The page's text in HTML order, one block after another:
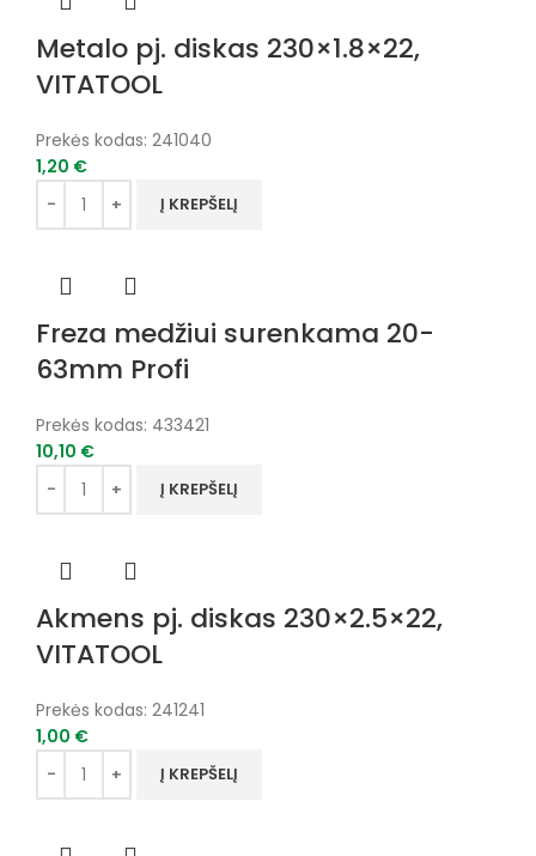
Metalo pj. diskas 230×1.8×22,
VITATOOL
Prekės kodas: 241040
1,20 €
Į KREPŠELĮ
Freza medžiui surenkama 20-
63mm Profi
Prekės kodas: 433421
10,10 €
Į KREPŠELĮ
Akmens pj. diskas 230×2.5×22,
VITATOOL
Prekės kodas: 241241
1,00 €
Į KREPŠELĮ